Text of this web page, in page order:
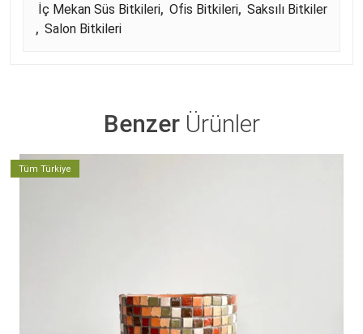
İç Mekan Süs Bitkileri, Ofis Bitkileri, Saksılı Bitkiler
, Salon Bitkileri
BenzerÜrünler
Tüm Türkiye